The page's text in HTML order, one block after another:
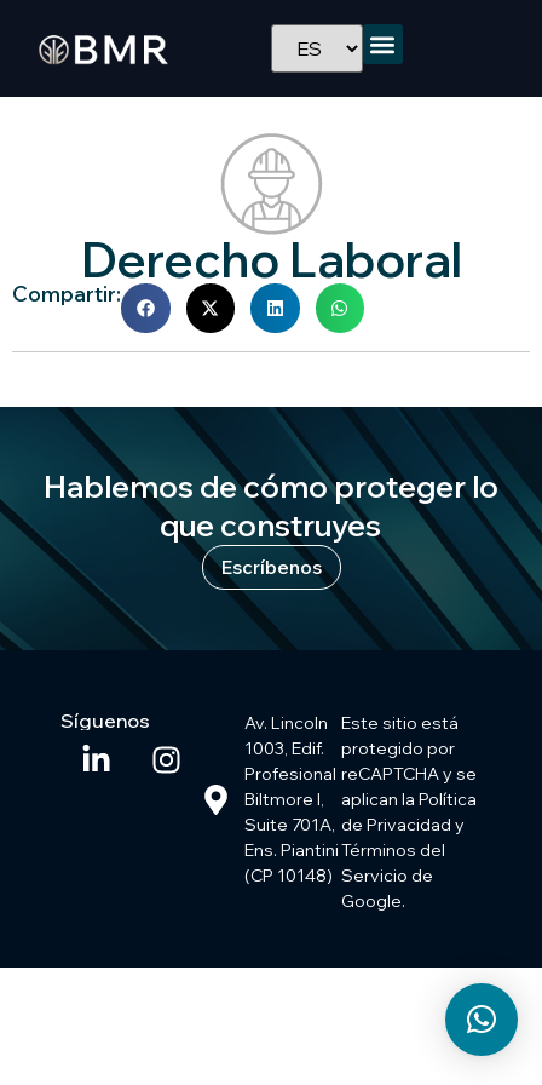
Derecho Laboral
Compartir:
Hablemos de cómo proteger lo
que construyes
Escríbenos
Síguenos
Av. Lincoln
1003, Edif.
Profesional
Biltmore I,
Suite 701A,
Ens. Piantini
(CP 10148)
Este sitio está
protegido por
reCAPTCHA y se
aplican la Política
de Privacidad y
Términos del
Servicio de
Google.